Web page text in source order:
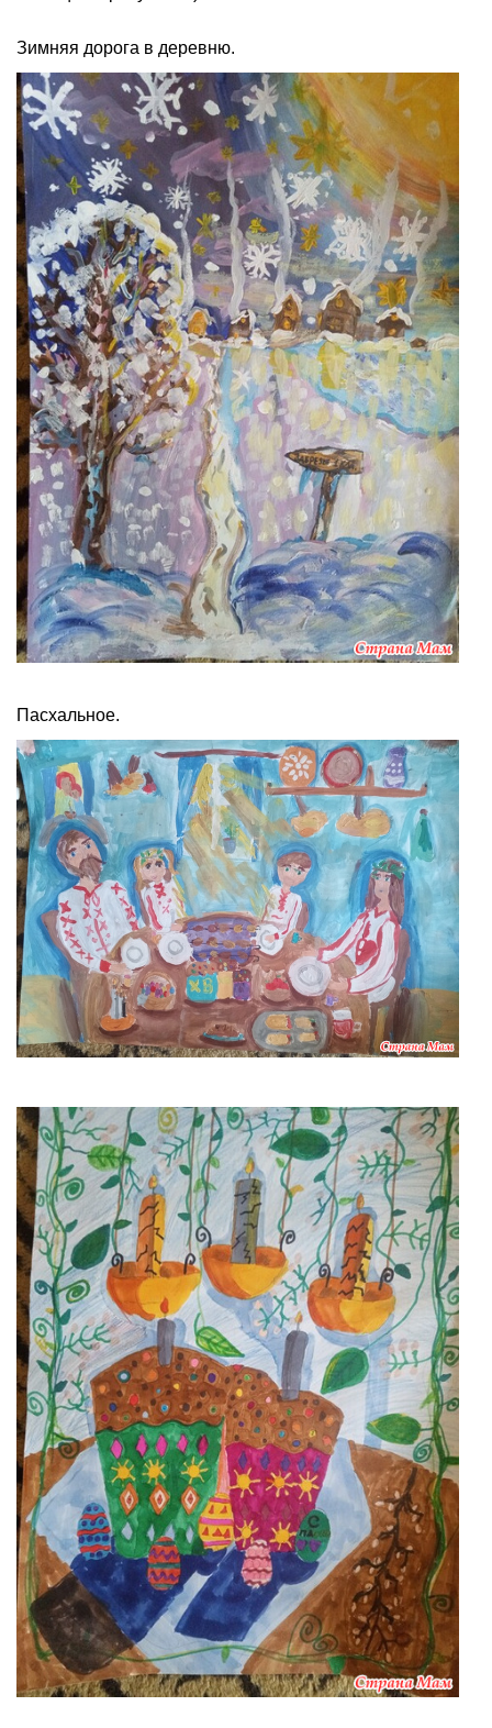
Зимняя дорога в деревню.
Пасхальное.